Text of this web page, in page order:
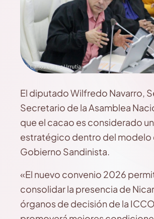
El diputado Wilfredo Navarro,
Secretario de la Asamblea
que el cacao es considerado
estratégico dentro del modelo
Gobierno Sandinista.
«El nuevo convenio 2026
consolidar la presencia de
órganos de decisión de la